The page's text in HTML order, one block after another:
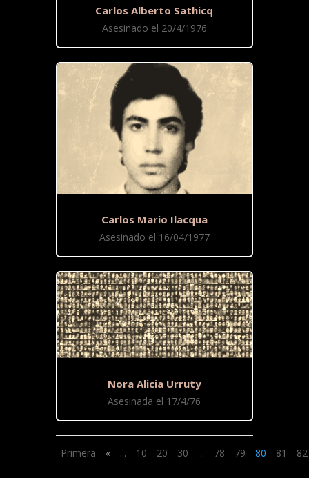
Carlos Alberto Sathicq
Asesinado el 20/4/1976
Carlos Mario Ilacqua
Asesinado el 16/04/1977
Nora Alicia Urruty
Asesinada el 17/4/76
Primera « ... 10 20 30 ... 78 79 80 81 82